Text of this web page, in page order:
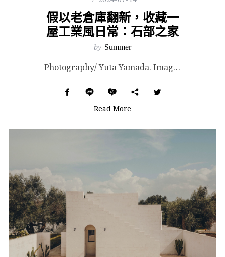
假以老倉庫翻新，收藏一
屋工業風日常：石部之家
by Summer
Photography/ Yuta Yamada. Images Courtesy of ALTS ...
Read More